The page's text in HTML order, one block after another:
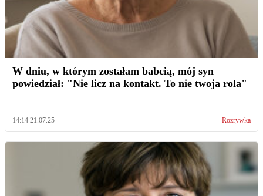
W dniu, w którym zostałam babcią, mój syn
powiedział: "Nie licz na kontakt. To nie twoja rola"
14:14 21.07.25 Rozrywka